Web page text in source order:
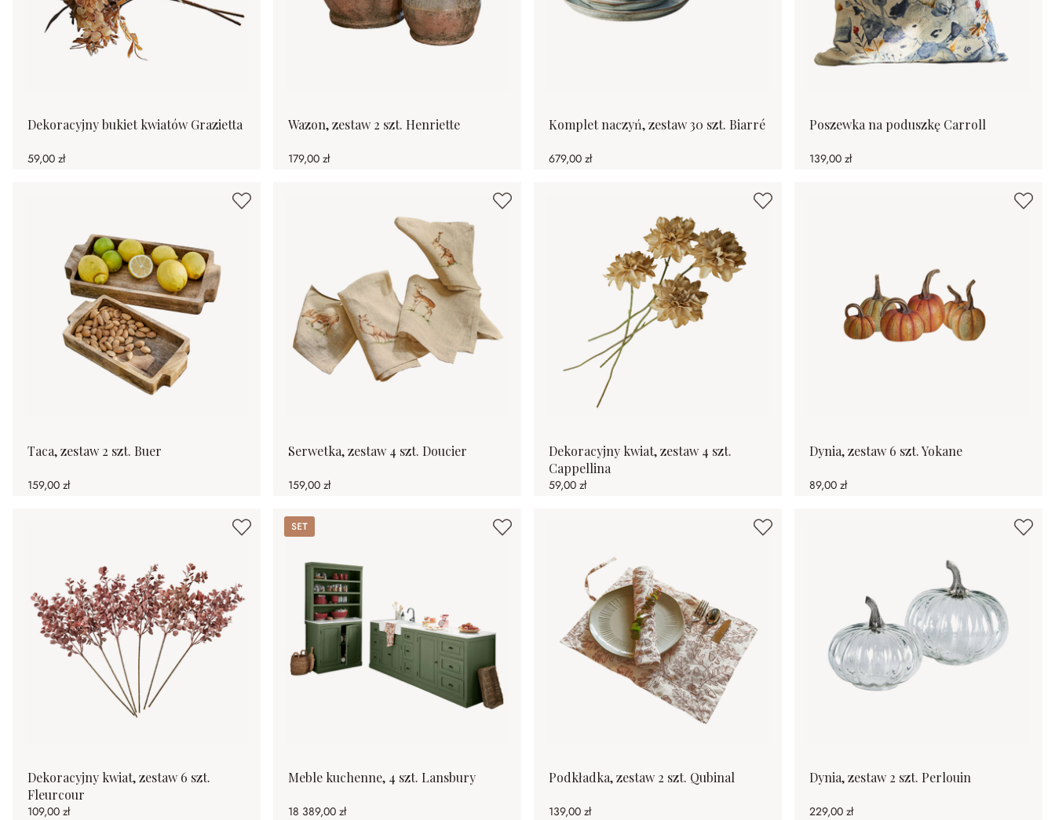
Dekoracyjny bukiet kwiatów Grazietta
59,00 zł
Wazon, zestaw 2 szt. Henriette
179,00 zł
Komplet naczyń, zestaw 30 szt. Biarré
679,00 zł
Poszewka na poduszkę Carroll
139,00 zł
Taca, zestaw 2 szt. Buer
159,00 zł
Serwetka, zestaw 4 szt. Doucier
159,00 zł
Dekoracyjny kwiat, zestaw 4 szt.
Cappellina
59,00 zł
Dynia, zestaw 6 szt. Yokane
89,00 zł
Dekoracyjny kwiat, zestaw 6 szt.
Fleurcour
109,00 zł
Set
Meble kuchenne, 4 szt. Lansbury
18 389,00 zł
Podkładka, zestaw 2 szt. Qubinal
139,00 zł
Dynia, zestaw 2 szt. Perlouin
229,00 zł